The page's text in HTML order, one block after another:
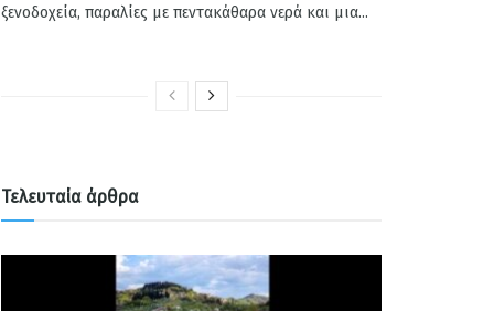
ξενοδοχεία, παραλίες με πεντακάθαρα νερά και μια...
Τελευταία άρθρα